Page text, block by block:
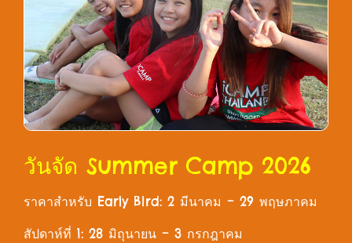
วันจัด Summer Camp 2026
ราคาสำหรับ Early Bird: 2 มีนาคม – 29 พฤษภาคม
สัปดาห์ที่ 1: 28 มิถุนายน – 3 กรกฎาคม